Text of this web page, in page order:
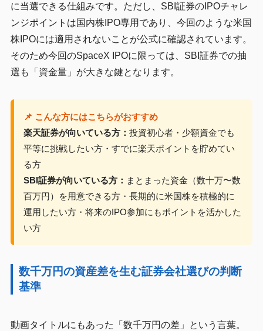
に当選できる仕組みです。ただし、SBI証券のIPOチャレ
ンジポイントは国内株IPO専用であり、今回のような米国
株IPOには適用されないことが公式に確認されています。
そのため今回のSpaceX IPOに限っては、SBI証券での抽
選も「資金量」が大きな鍵となります。
📌 こんな方にはこちらがおすすめ
楽天証券が向いている方： 投資初心者・少額資金でも
平等に挑戦したい方・すでに楽天ポイントを貯めてい
る方
SBI証券が向いている方： まとまった資金（数十万〜数
百万円）を用意できる方・長期的に米国株を積極的に
運用したい方・将来のIPO参加にもポイントを活かした
い方
数千万円の資産差を生む証券会社選びの判断
基準
動画タイトルにもあった「数千万円の差」という言葉。